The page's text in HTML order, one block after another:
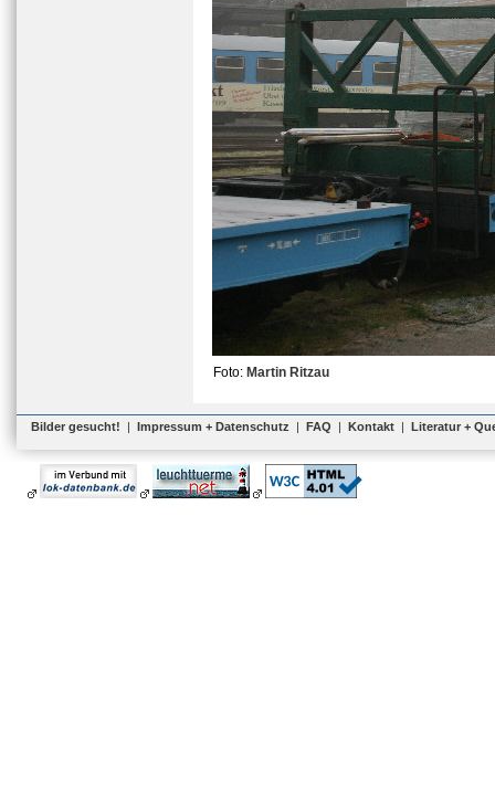
Foto: Martin Ritzau
Bilder gesucht! | Impressum + Datenschutz | FAQ | Kontakt | Literatur +